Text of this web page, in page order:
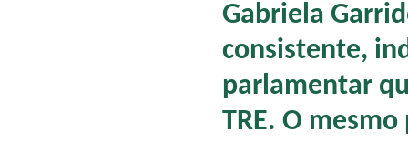
Gabriela
consistente,
parlamentar
TRE. O